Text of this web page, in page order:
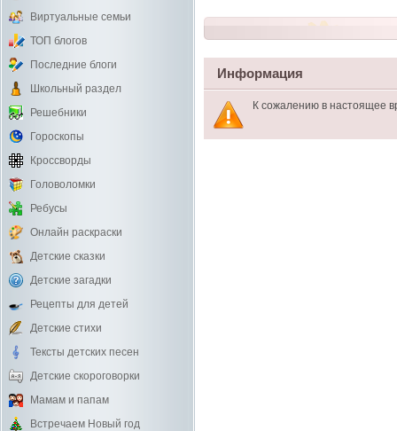
Виртуальные семьи
ТОП блогов
Последние блоги
Школьный раздел
Решебники
Гороскопы
Кроссворды
Головоломки
Ребусы
Онлайн раскраски
Детские сказки
Детские загадки
Рецепты для детей
Детские стихи
Тексты детских песен
Детские скороговорки
Мамам и папам
Встречаем Новый год
Информация
К сожалению в настоящее